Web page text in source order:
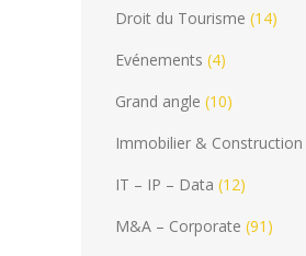
Droit du Tourisme (14)
Evénements (4)
Grand angle (10)
Immobilier & Construction
IT – IP – Data (12)
M&A – Corporate (91)